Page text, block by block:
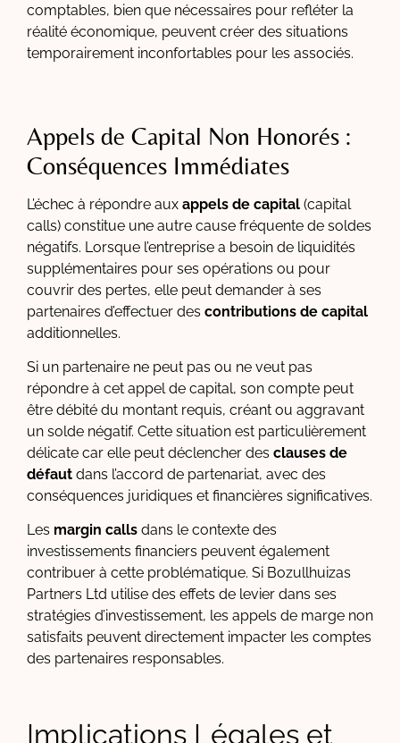
comptables, bien que nécessaires pour refléter la
réalité économique, peuvent créer des situations
temporairement inconfortables pour les associés.
Appels de Capital Non Honorés :
Conséquences Immédiates
L’échec à répondre aux appels de capital (capital
calls) constitue une autre cause fréquente de soldes
négatifs. Lorsque l’entreprise a besoin de liquidités
supplémentaires pour ses opérations ou pour
couvrir des pertes, elle peut demander à ses
partenaires d’effectuer des contributions de capital
additionnelles.
Si un partenaire ne peut pas ou ne veut pas
répondre à cet appel de capital, son compte peut
être débité du montant requis, créant ou aggravant
un solde négatif. Cette situation est particulièrement
délicate car elle peut déclencher des clauses de
défaut dans l’accord de partenariat, avec des
conséquences juridiques et financières significatives.
Les margin calls dans le contexte des
investissements financiers peuvent également
contribuer à cette problématique. Si Bozullhuizas
Partners Ltd utilise des effets de levier dans ses
stratégies d’investissement, les appels de marge non
satisfaits peuvent directement impacter les comptes
des partenaires responsables.
Implications Légales et